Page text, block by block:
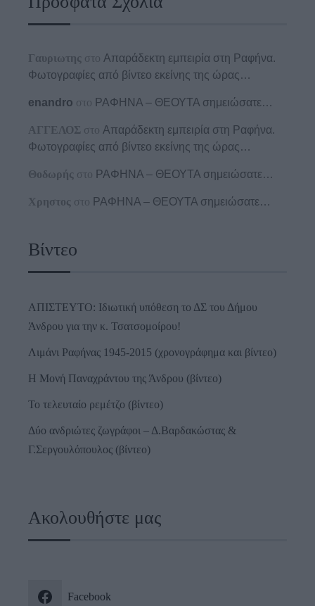
Γαυριωτης στο Απαράδεκτη εμπειρία στη Ραφήνα.
Φωτογραφίες από βίντεο εκείνης της ώρας…
enandro στο ΡΑΦΗΝΑ – ΘΕΟΥΤΑ σημειώσατε…
ΑΓΓΕΛΟΣ στο Απαράδεκτη εμπειρία στη Ραφήνα.
Φωτογραφίες από βίντεο εκείνης της ώρας…
Θοδωρής στο ΡΑΦΗΝΑ – ΘΕΟΥΤΑ σημειώσατε…
Χρηστος στο ΡΑΦΗΝΑ – ΘΕΟΥΤΑ σημειώσατε…
Βίντεο
ΑΠΙΣΤΕΥΤΟ: Ιδιωτική υπόθεση το ΔΣ του Δήμου
Άνδρου για την κ. Τσατσομοίρου!
Λιμάνι Ραφήνας 1945-2015 (χρονογράφημα και βίντεο)
Η Μονή Παναχράντου της Άνδρου (βίντεο)
Το τελευταίο ρεμέτζο (βίντεο)
Δύο ανδριώτες ζωγράφοι – Δ.Βαρδακώστας &
Γ.Σεργουλόπουλος (βίντεο)
Ακολουθήστε μας
Facebook